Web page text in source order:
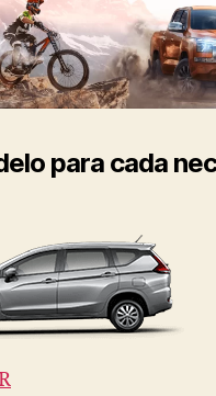
para cada